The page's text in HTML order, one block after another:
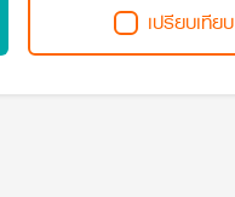
เปรียบเทียบ